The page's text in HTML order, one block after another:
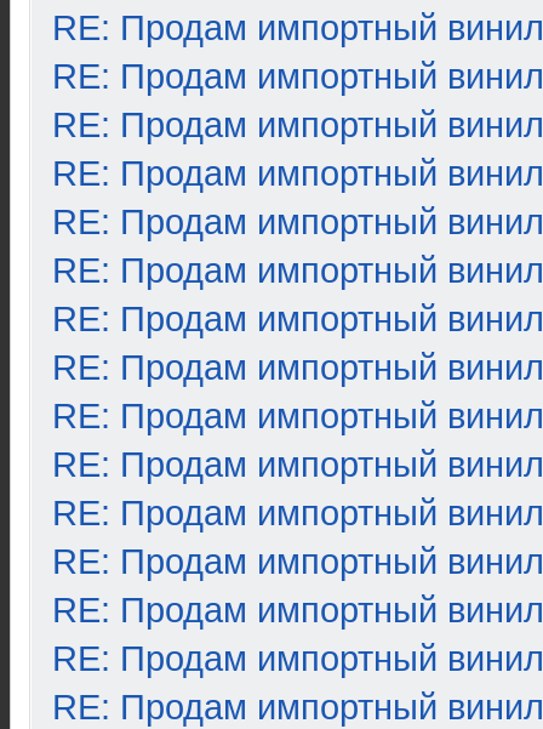
RE: Продам импортный винил
RE: Продам импортный винил
RE: Продам импортный винил
RE: Продам импортный винил
RE: Продам импортный винил
RE: Продам импортный винил
RE: Продам импортный винил
RE: Продам импортный винил
RE: Продам импортный винил
RE: Продам импортный винил
RE: Продам импортный винил
RE: Продам импортный винил
RE: Продам импортный винил
RE: Продам импортный винил
RE: Продам импортный винил